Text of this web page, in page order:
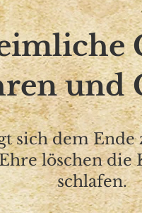
und
sich dem
löschen die
schlafen.